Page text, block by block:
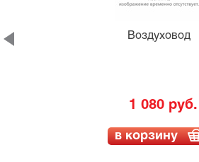
Воздуховод
1 080 руб.
в корзину